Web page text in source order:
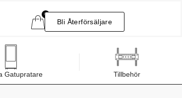
0
Bli Återförsäljare
Gatupratare Tillbehör